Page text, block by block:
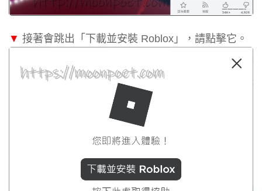
▼ 接著會跳出「下載並安裝 Roblox」，請點擊它。